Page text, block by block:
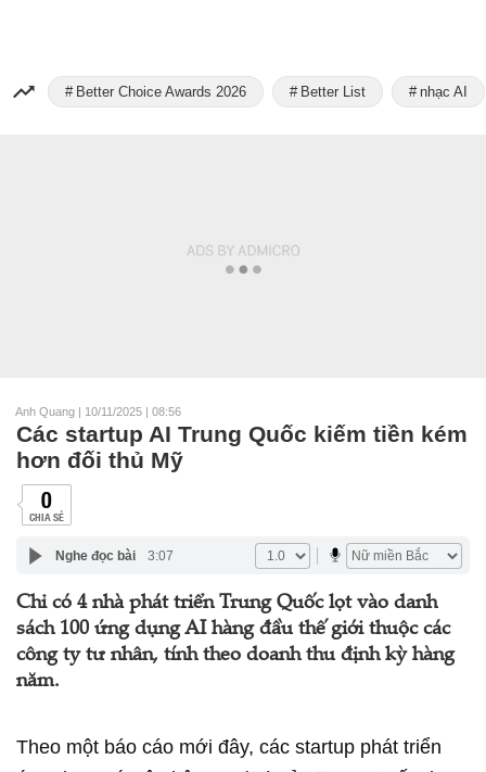
Better Choice Awards 2026 Better List nhạc AI
Anh Quang | 10/11/2025 | 08:56
Các startup AI Trung Quốc kiếm tiền kém
hơn đối thủ Mỹ
0
CHIA SẺ
Nghe đọc bài 3:07
Chỉ có 4 nhà phát triển Trung Quốc lọt vào danh
sách 100 ứng dụng AI hàng đầu thế giới thuộc các
công ty tư nhân, tính theo doanh thu định kỳ hàng
năm.
Theo một báo cáo mới đây, các startup phát triển